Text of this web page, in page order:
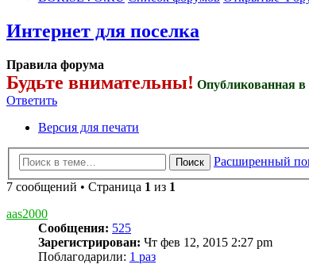
Интернет для поселка
Правила форума
Будьте внимательны! Опубликованная в
Ответить
Версия для печати
Поиск
Расширенный
7 сообщений • Страница 1 из 1
aas2000
Сообщения: 525
Зарегистрирован: Чт фев 12, 2015 2:27 pm
Поблагодарили: 1 раз